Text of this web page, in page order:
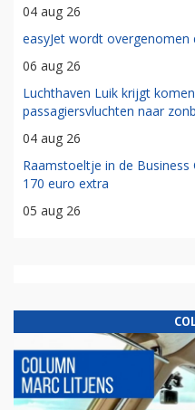
04 aug 26
easyJet wordt
06 aug 26
Luchthaven Luik krijgt
passagiersvluchten naar
04 aug 26
Raamstoeltje in de
170 euro extra
05 aug 26